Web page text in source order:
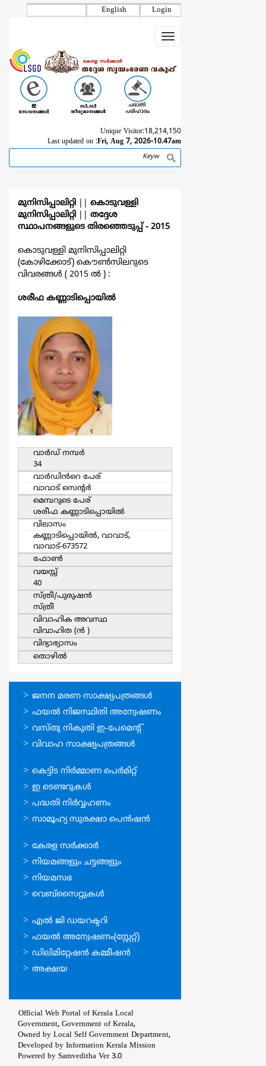
Login
English
Toggle
navigation
Unique Visitor:18,214,150
Last updated on :Fri, Aug 7, 2026-10.47am
Search
മുനിസിപ്പാലിറ്റി
കൊടുവള്ളി
മുനിസിപ്പാലിറ്റി
തദ്ദേശ
സ്ഥാപനങ്ങളുടെ തിരഞ്ഞെടുപ്പ്‌ - 2015
കൊടുവള്ളി മുനിസിപ്പാലിറ്റി
(കോഴിക്കോട്) കൌൺസിലറുടെ
വിവരങ്ങള്‍ ( 2015 ല്‍ ) :
ശരീഫ കണ്ണാടിപ്പൊയില്‍
വാര്‍ഡ്‌ നമ്പര്‍
34
വാര്‍ഡിൻറെ പേര്
വാവാട് സെന്‍റര്‍
മെമ്പറുടെ പേര്
ശരീഫ കണ്ണാടിപ്പൊയില്‍
വിലാസം
കണ്ണാടിപ്പൊയില്‍, വാവാട്,
വാവാട്-673572
ഫോൺ
വയസ്സ്
40
സ്ത്രീ/പുരുഷന്‍
സ്ത്രീ
വിവാഹിക അവസ്ഥ
വിവാഹിത (ന്‍ )
വിദ്യാഭ്യാസം
തൊഴില്‍
ഓണ്‍ലൈന്‍
സേവനങ്ങള്‍
ജനന മരണ സാക്ഷ്യപത്രങ്ങള്‍
ഫയല്‍ നിജസ്ഥിതി അന്വേഷണം
വസ്തു നികുതി ഇ-പേമെന്റ്
വിവാഹ സാക്ഷ്യപത്രങ്ങള്‍
ഓണ്‍ലൈന്‍
സേവനങ്ങള്‍
കെട്ടിട നിര്‍മ്മാണ പെര്‍മിറ്റ്‌
ഇ ടെണ്ടറുകള്‍
പദ്ധതി നിര്‍വ്വഹണം
സാമൂഹ്യ സുരക്ഷാ പെന്‍ഷന്‍
ഉപയോഗപ്രദമായ
കണ്ണികള്‍
കേരള സര്‍ക്കാര്‍
നിയമങ്ങളും ചട്ടങ്ങളും
നിയമസഭ
വെബ്സൈറ്റുകള്‍
ഉപയോഗപ്രദമായ
കണ്ണികള്‍
എല്‍ ജി ഡയറക്ടറി
ഫയല്‍ അന്വേഷണം(സ്റ്റേറ്റ്)
ഡിലിമിറ്റേഷന്‍ കമ്മീഷന്‍
അക്ഷയ
Official Web Portal of Kerala Local
Government, Government of Kerala,
Owned by Local Self Government Department,
Developed by Information Kerala Mission
Powered by Samveditha Ver 3.0